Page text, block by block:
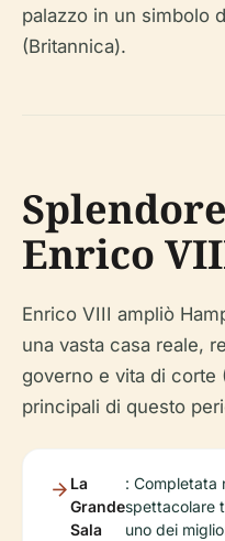
palazzo in un simbolo
(Britannica).
Enrico
Enrico VIII ampliò
una vasta casa reale,
governo e vita di corte
principali di questo
La
Grande
Sala
: Completata
spettacolare
uno dei